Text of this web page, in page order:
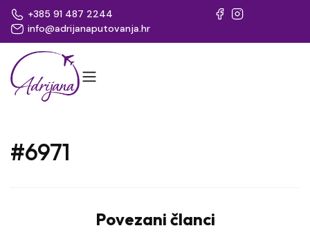
+385 91 487 2244
info@adrijanaputovanja.hr
#6971
Povezani članci